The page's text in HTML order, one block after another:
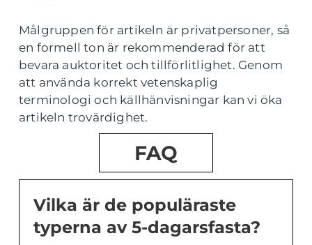
Målgruppen för artikeln är privatpersoner, så
en formell ton är rekommenderad för att
bevara auktoritet och tillförlitlighet. Genom
att använda korrekt vetenskaplig
terminologi och källhänvisningar kan vi öka
artikeln trovärdighet.
FAQ
Vilka är de populäraste
typerna av 5-dagarsfasta?